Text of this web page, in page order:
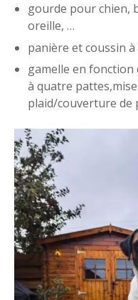
gourde pour chien,
oreille, …
panière et coussin
gamelle en fonction
à quatre
plaid/couverture de